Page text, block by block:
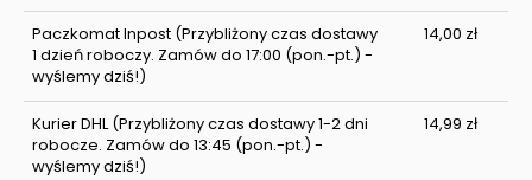
Paczkomat Inpost(Przybliżony czas dostawy
1 dzień roboczy. Zamów do 17:00 (pon.-pt.) -
wyślemy dziś!)
14,00 zł
Kurier DHL(Przybliżony czas dostawy 1-2 dni
robocze. Zamów do 13:45 (pon.-pt.) -
wyślemy dziś!)
14,99 zł